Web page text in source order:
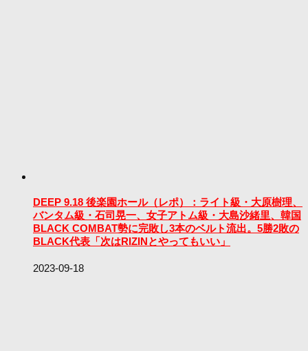
DEEP 9.18 後楽園ホール（レポ）：ライト級・大原樹理、
バンタム級・石司晃一、女子アトム級・大島沙緒里、韓国
BLACK COMBAT勢に完敗し3本のベルト流出。5勝2敗の
BLACK代表「次はRIZINとやってもいい」
2023-09-18